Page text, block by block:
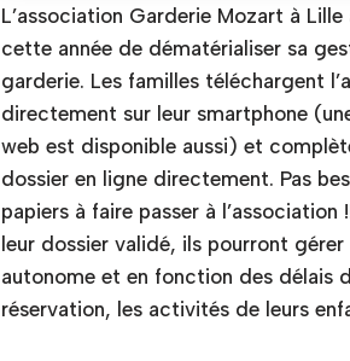
L’association Garderie Mozart à
cette année de dématérialiser sa
garderie. Les familles téléchargent
directement sur leur smartphone
web est disponible aussi) et
dossier en ligne directement. Pas
papiers à faire passer à l’association
leur dossier validé, ils pourront gérer
autonome et en fonction des délais
réservation, les activités de leurs